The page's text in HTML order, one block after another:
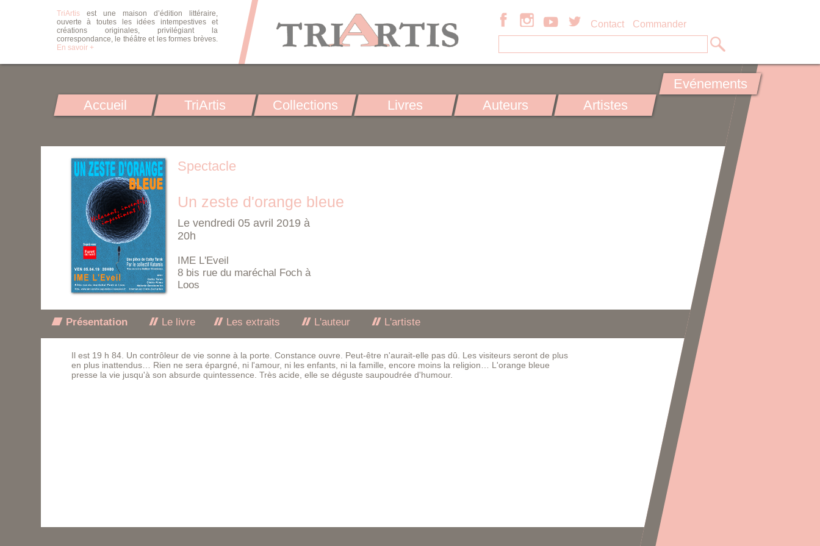
TriArtisest une maison d’édition littéraire,
ouverte à toutes les idées intempestives et
créations originales, privilégiant la
correspondance, le théâtre et les formes brèves.
En savoir +
Contact Commander
Accueil TriArtis Collections Livres Auteurs Artistes
Evénements
Spectacle
Un zeste d'orange bleue
Le vendredi 05 avril 2019 à
20h
IME L'Eveil
8 bis rue du maréchal Foch à
Loos
Présentation Le livre Les extraits L'auteur L'artiste
Il est 19 h 84. Un contrôleur de vie sonne à la porte. Constance ouvre. Peut-être n'aurait-elle pas dû. Les visiteurs seront de plus
en plus inattendus… Rien ne sera épargné, ni l'amour, ni les enfants, ni la famille, encore moins la religion… L'orange bleue
presse la vie jusqu'à son absurde quintessence. Très acide, elle se déguste saupoudrée d'humour.